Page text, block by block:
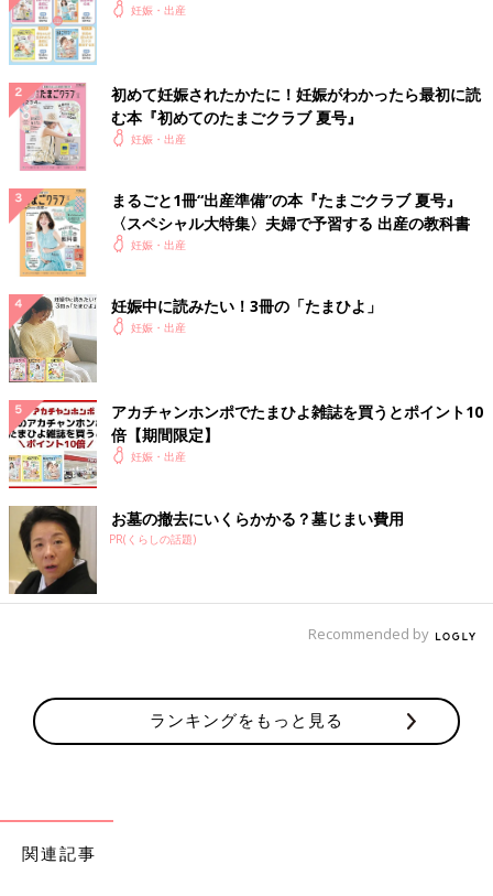
【政】を使った男の子の名前例
政宗（まさむね）
政博（まさひろ）
龍政（りゅうせい）
い”当て字”を使用する場合、自治体によっては受理されないこと
もあります。
出生届を提出する際、上記に留意して名前を考えましょう。
※この記事には、たまひよ読者の名づけ過去例として、”当て
字”を使用した名前も取り扱っています。
たまひよの名前事典
名づけの基礎知識はもちろん、「音」「画数」「漢字」「イメー
ジ」など、重視したいポイントごとに詳しく解説。さらに、豊富
さらに、大好評の1年間使い放題の「web鑑定サービス」のログ
インID付き。
妊娠・出産
初めて妊娠されたかたに！妊娠がわかったら最初に読
む本『初めてのたまごクラブ 夏号』
妊娠・出産
まるごと1冊“出産準備”の本『たまごクラブ 夏号』
〈スペシャル大特集〉夫婦で予習する 出産の教科書
妊娠・出産
妊娠中に読みたい！3冊の「たまひよ」
妊娠・出産
アカチャンホンポでたまひよ雑誌を買うとポイント10
倍【期間限定】
妊娠・出産
お墓の撤去にいくらかかる？墓じまい費用
PR(くらしの話題)
Recommended by
ランキングをもっと見る
関連記事